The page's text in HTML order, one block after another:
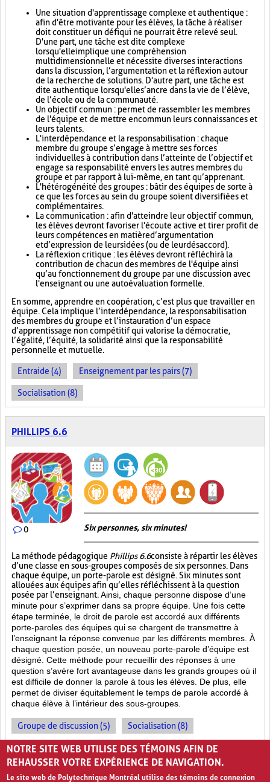
Une situation d'apprentissage complexe et authentique :
afin d'être motivante pour les élèves, la tâche à réaliser
doit constituer un défi qui ne pourrait être relevé seul.
D'une part, une tâche est dite complexe
lorsqu'elle implique une compréhension
multidimensionnelle et nécessite diverses interactions
dans la discussion, l’argumentation et la réflexion autour
de la recherche de solutions. D'autre part, une tâche est
dite authentique lorsqu'elle s’ancre dans la vie de l’élève,
de l’école ou de la communauté.
Un objectif commun : permet de rassembler les membres
de l'équipe et de mettre en commun leurs connaissances et
leurs talents.
L'interdépendance et la responsabilisation : chaque
membre du groupe s’engage à mettre ses forces
individuelles à contribution dans l’atteinte de l’objectif et
engage sa responsabilité envers les autres membres du
groupe et par rapport à lui-même, en tant qu’apprenant.
L'hétérogénéité des groupes : bâtir des équipes de sorte à
ce que les forces au sein du groupe soient diversifiées et
complémentaires.
La communication : afin d'atteindre leur objectif commun,
les élèves devront favoriser l'écoute active et tirer profit de
leurs compétences en matière d’argumentation
et d’expression de leurs idées (ou de leur désaccord).
La réflexion critique : les élèves devront réfléchir à la
contribution de chacun des membres de l'équipe ainsi
qu’au fonctionnement du groupe par une discussion avec
l'enseignant ou une autoévaluation formelle.
En somme, apprendre en coopération, c’est plus que travailler en
équipe. Cela implique l’interdépendance, la responsabilisation
des membres du groupe et l’instauration d’un espace
d’apprentissage non compétitif qui valorise la démocratie,
l’égalité, l’équité, la solidarité ainsi que la responsabilité
personnelle et mutuelle.
Entraide (4) Enseignement par les pairs (7)
Socialisation (8)
PHILLIPS 6.6
0 Six personnes, six minutes!
La méthode pédagogique Phillips 6.6consiste à répartir les élèves
d’une classe en sous-groupes composés de six personnes. Dans
chaque équipe, un porte-parole est désigné. Six minutes sont
allouées aux équipes afin qu’elles réfléchissent à la question
posée par l’enseignant. Ainsi, chaque personne dispose d’une
minute pour s’exprimer dans sa propre équipe. Une fois cette
étape terminée, le droit de parole est accordé aux différents
porte-paroles des équipes qui se chargent de transmettre à
l’enseignant la réponse convenue par les différents membres. À
chaque question posée, un nouveau porte-parole d’équipe est
désigné. Cette méthode pour recueillir des réponses à une
question s’avère fort avantageuse dans les grands groupes où il
est difficile de donner la parole à tous les élèves. De plus, elle
permet de diviser équitablement le temps de parole accordé à
chaque élève à l’intérieur des sous-groupes.
Groupe de discussion (5) Socialisation (8)
Enseignement par les pairs (7)
NOTRE SITE WEB UTILISE DES TÉMOINS AFIN DE
REHAUSSER VOTRE EXPÉRIENCE DE NAVIGATION.
Le site web de Polytechnique Montréal utilise des témoins de connexion